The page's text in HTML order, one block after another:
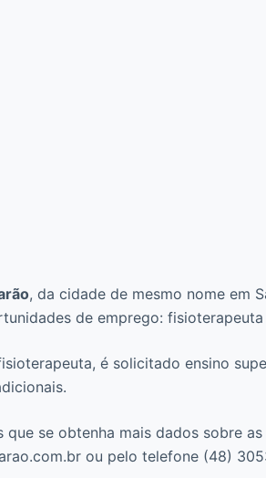
, da cidade de mesmo nome em
de emprego:
é solicitado ensino
que se obtenha mais dados sobre
ou pelo telefone (48)